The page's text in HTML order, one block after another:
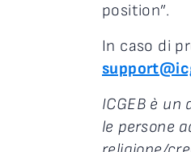
position”.
In caso di
ICGEB è
le persone